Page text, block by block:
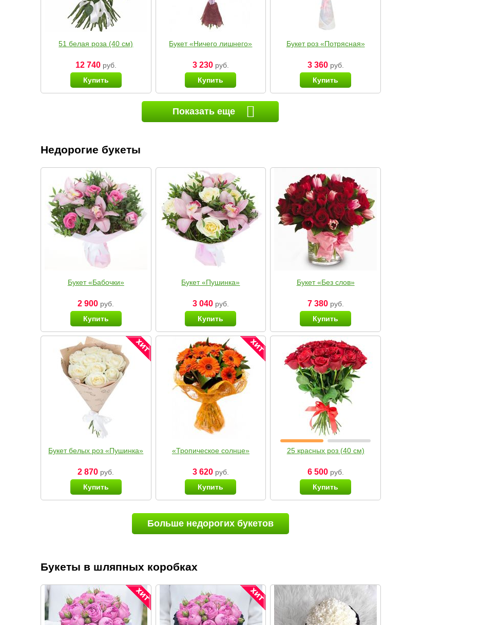
51 белая роза (40 см)
12 740руб.
Купить
Букет «Ничего лишнего»
3 230руб.
Купить
Букет роз «Потрясная»
3 360руб.
Купить
Показать еще
Недорогие букеты
Букет «Бабочки»
2 900 руб.
Купить
Букет «Пушинка»
3 040руб.
Купить
Букет «Без слов»
7 380руб.
Купить
Букет белых роз «Пушинка»
2 870 руб.
Купить
«Тропическое солнце»
3 620руб.
Купить
25 красных роз (40 см)
6 500руб.
Купить
Больше недорогих букетов
Букеты в шляпных коробках